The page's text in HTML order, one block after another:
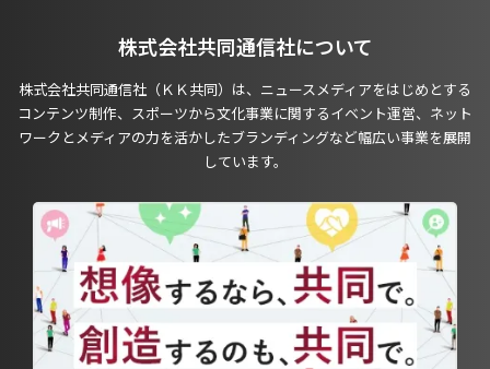
株式会社共同通信社について
株式会社共同通信社（ＫＫ共同）は、ニュースメディアをはじめとする
コンテンツ制作、スポーツから文化事業に関するイベント運営、ネット
ワークとメディアの力を活かしたブランディングなど幅広い事業を展開
しています。